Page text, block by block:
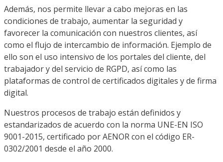
Además, nos permite llevar a cabo mejoras en las
condiciones de trabajo, aumentar la seguridad y
favorecer la comunicación con nuestros clientes, así
como el flujo de intercambio de información. Ejemplo de
ello son el uso intensivo de los portales del cliente, del
trabajador y del servicio de RGPD, así como las
plataformas de control de certificados digitales y de firma
digital.
Nuestros procesos de trabajo están definidos y
estandarizados de acuerdo con la norma UNE-EN ISO
9001-2015, certificado por AENOR con el código ER-
0302/2001 desde el año 2000.